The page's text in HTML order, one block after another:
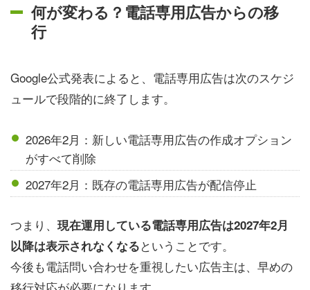
何が変わる？電話専用広告からの移
行
Google公式発表によると、電話専用広告は次のスケジ
ュールで段階的に終了します。
2026年2月：新しい電話専用広告の作成オプション
がすべて削除
2027年2月：既存の電話専用広告が配信停止
つまり、 現在運用している電話専用広告は2027年2月
以降は表示されなくなるということです。
今後も電話問い合わせを重視したい広告主は、早めの